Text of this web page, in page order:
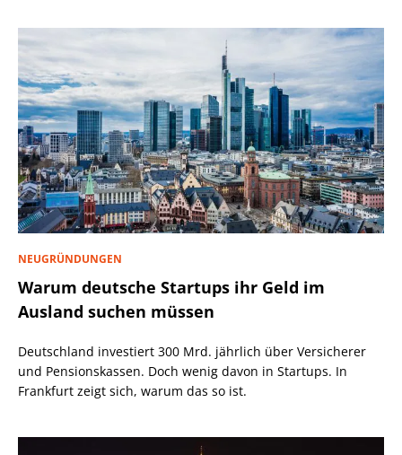
NEUGRÜNDUNGEN
Warum deutsche Startups ihr Geld im
Ausland suchen müssen
Deutschland investiert 300 Mrd. jährlich über Versicherer
und Pensionskassen. Doch wenig davon in Startups. In
Frankfurt zeigt sich, warum das so ist.